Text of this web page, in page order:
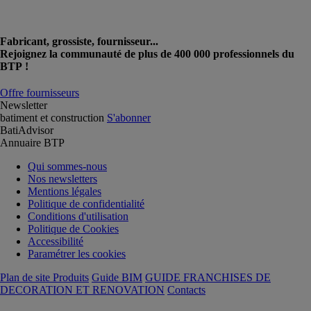
Fabricant, grossiste, fournisseur...
Rejoignez la communauté de plus de 400 000 professionnels du
BTP !
Offre fournisseurs
Newsletter
batiment et construction S'abonner
BatiAdvisor
Annuaire BTP
Qui sommes-nous
Nos newsletters
Mentions légales
Politique de confidentialité
Conditions d'utilisation
Politique de Cookies
Accessibilité
Paramétrer les cookies
Plan de site Produits Guide BIM GUIDE FRANCHISES DE
DECORATION ET RENOVATION Contacts